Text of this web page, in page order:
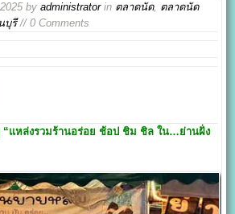
byadministratorin ตลาดนัด, ตลาดนัด
บุรี// 0 Comments
“แหล่งรวมร้านอร่อย ช้อป ชิม ชิล ใน…ย่านฝั่ง